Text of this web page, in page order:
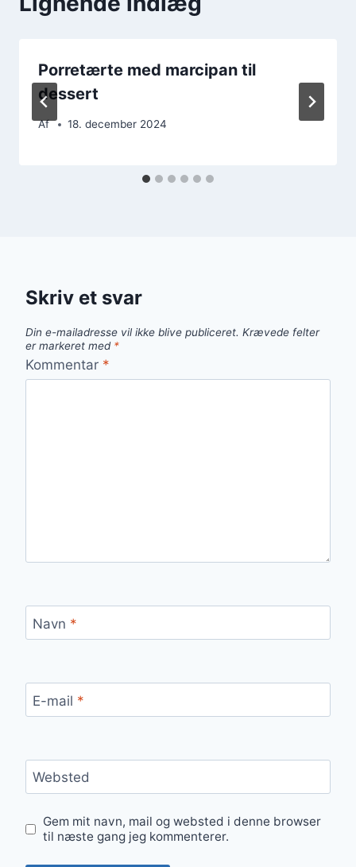
Porretærte med marcipan til
dessert
Af 18. december 2024
Skriv et svar
Din e-mailadresse vil ikke blive publiceret. Krævede felter
er markeret med *
Kommentar *
Navn *
E-mail *
Websted
Gem mit navn, mail og websted i denne browser
til næste gang jeg kommenterer.